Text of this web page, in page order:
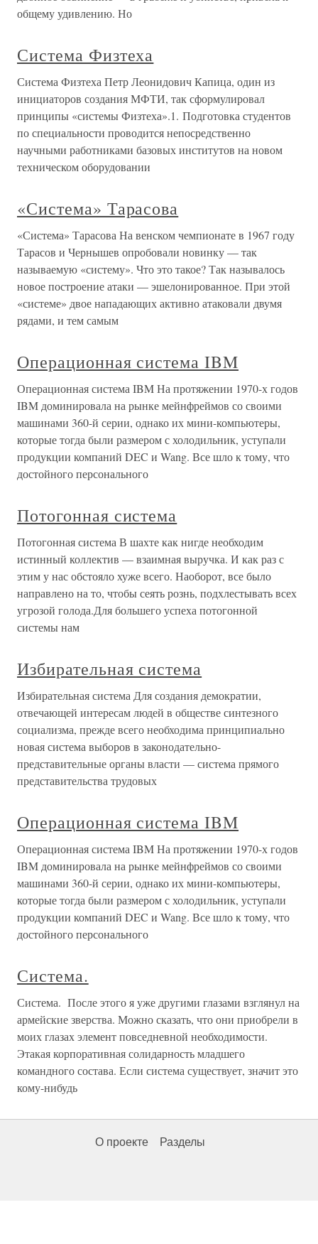
общему удивлению. Но
Система Физтеха
Система Физтеха Петр Леонидович Капица, один из
инициаторов создания МФТИ, так сформулировал
принципы «системы Физтеха».1. Подготовка студентов
по специальности проводится непосредственно
научными работниками базовых институтов на новом
техническом оборудовании
«Система» Тарасова
«Система» Тарасова На венском чемпионате в 1967 году
Тарасов и Чернышев опробовали новинку — так
называемую «систему». Что это такое? Так называлось
новое построение атаки — эшелонированное. При этой
«системе» двое нападающих активно атаковали двумя
рядами, и тем самым
Операционная система IBM
Операционная система IBM На протяжении 1970-х годов
IBM доминировала на рынке мейнфреймов со своими
машинами 360-й серии, однако их мини-компьютеры,
которые тогда были размером с холодильник, уступали
продукции компаний DEC и Wang. Все шло к тому, что
достойного персонального
Потогонная система
Потогонная система В шахте как нигде необходим
истинный коллектив — взаимная выручка. И как раз с
этим у нас обстояло хуже всего. Наоборот, все было
направлено на то, чтобы сеять рознь, подхлестывать всех
угрозой голода.Для большего успеха потогонной
системы нам
Избирательная система
Избирательная система Для создания демократии,
отвечающей интересам людей в обществе синтезного
социализма, прежде всего необходима принципиально
новая система выборов в законодательно-
представительные органы власти — система прямого
представительства трудовых
Операционная система IBM
Операционная система IBM На протяжении 1970-х годов
IBM доминировала на рынке мейнфреймов со своими
машинами 360-й серии, однако их мини-компьютеры,
которые тогда были размером с холодильник, уступали
продукции компаний DEC и Wang. Все шло к тому, что
достойного персонального
Система.
Система. После этого я уже другими глазами взглянул на
армейские зверства. Можно сказать, что они приобрели в
моих глазах элемент повседневной необходимости.
Этакая корпоративная солидарность младшего
командного состава. Если система существует, значит это
кому-нибудь
О проекте Разделы